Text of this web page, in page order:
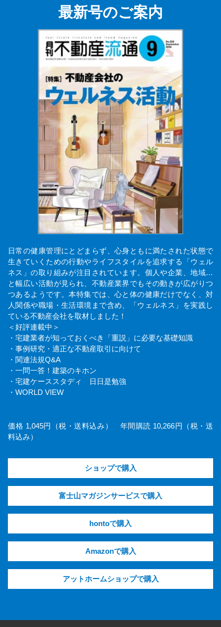
最新号のご案内
日常の健康管理にとどまらず、心身ともに満たされた状態で
生きていくための行動やライフスタイルを追求する「ウェル
ネス」の取り組みが注目されています。個人や企業、地域…
と幅広い活動が見られ、不動産業界でもその動きが広がりつ
つあるようです。本特集では、心と体の健康だけでなく、対
人関係や職場・生活環境まで含め、「ウェルネス」を実践し
ている不動産会社を取材しました！
＜好評連載中＞
・宅建業者が知っておくべき「重説」に必要な基礎知識
・事例研究・適正な不動産取引に向けて
・関連法規Q&A
・一問一答！建築のキホン
・宅建ケーススタディ 日日是勉強
・WORLD VIEW
価格 1,045円（税・送料込み） 年間購読 10,266円（税・送
料込み）
ショップで購入
富士山マガジンサービスで購入
hontoで購入
Amazonで購入
アットホームショップで購入